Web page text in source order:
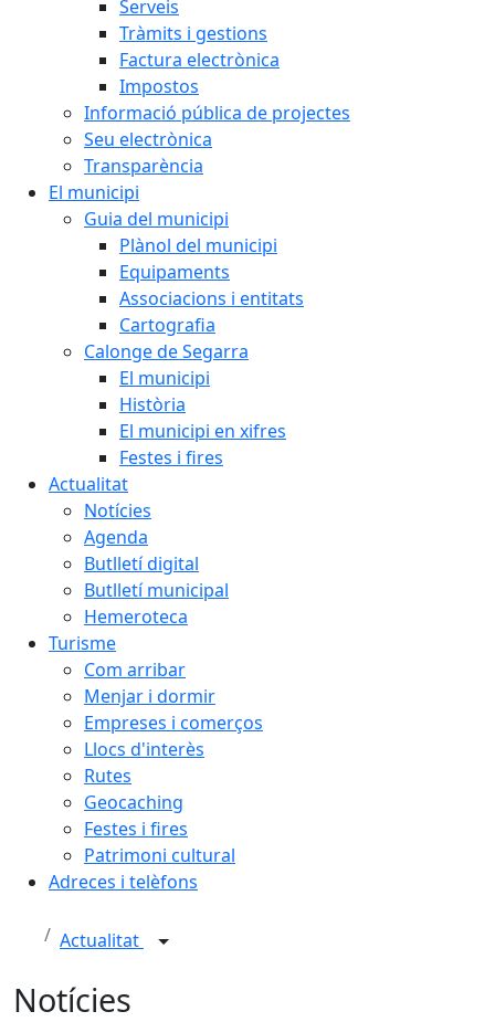
Serveis
Tràmits i gestions
Factura electrònica
Impostos
Informació pública de projectes
Seu electrònica
Transparència
El municipi
Guia del municipi
Plànol del municipi
Equipaments
Associacions i entitats
Cartografia
Calonge de Segarra
El municipi
Història
El municipi en xifres
Festes i fires
Actualitat
Notícies
Agenda
Butlletí digital
Butlletí municipal
Hemeroteca
Turisme
Com arribar
Menjar i dormir
Empreses i comerços
Llocs d'interès
Rutes
Geocaching
Festes i fires
Patrimoni cultural
Adreces i telèfons
Actualitat
Notícies